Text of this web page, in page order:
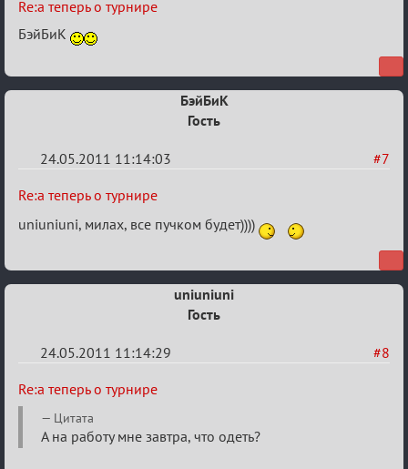
Re:
а
о
Re:а теперь о турнире
БэйБиК
БэйБиК
Гость
#7
24.05.2011 11:14:03
Re:
а
о
турнире
Re:а теперь о турнире
uniuniuni, милах, все пучком будет))))
uniuniuni
Гость
#8
24.05.2011 11:14:29
Re:
а
теперь
Re:а теперь о турнире
Цитата
А на работу мне завтра, что одеть?